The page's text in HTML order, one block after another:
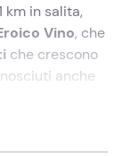
km in salita,
Vino, che
che crescono
anche
unisciti a noi
cielo e mare. I